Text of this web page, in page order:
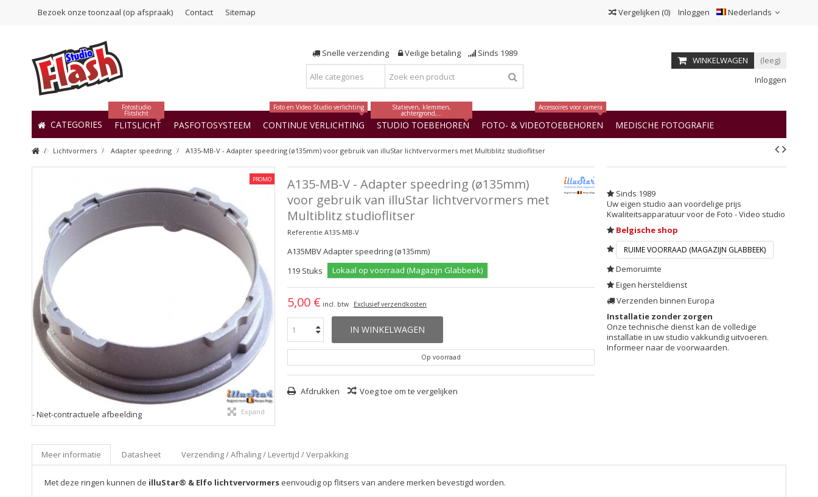
Bezoek onze toonzaal (op afspraak) Contact Sitemap Nederlands
Inloggen
Vergelijken (0)
Snelle verzending Veilige betaling Sinds 1989
WINKELWAGEN
(leeg)
Inloggen
CATEGORIES FLITSLICHT
Fotostudio
Flitslicht
PASFOTOSYSTEEM CONTINUE VERLICHTING
Foto en Video Studio verlichting
STUDIO TOEBEHOREN
Statieven, klemmen,
achtergrond,...
FOTO- & VIDEOTOEBEHOREN
Accessoires voor camera
MEDISCHE FOTOGRAFIE
Lichtvormers Adapter speedring A135-MB-V - Adapter speedring (ø135mm) voor gebruik van illuStar lichtvervormers met Multiblitz studioflitser
PROMO
Expand
- Niet-contractuele afbeelding
A135-MB-V - Adapter speedring (ø135mm)
voor gebruik van illuStar lichtvervormers met
Multiblitz studioflitser
Referentie A135-MB-V
A135MBV Adapter speedring (ø135mm)
119 Stuks Lokaal op voorraad (Magazijn Glabbeek)
5,00 € incl. btw Exclusief verzendkosten
IN WINKELWAGEN
Op voorraad
Afdrukken Voeg toe om te vergelijken
Sinds 1989
Uw eigen studio aan voordelige prijs
Kwaliteitsapparatuur voor de Foto - Video studio
Belgische shop
RUIME VOORRAAD (MAGAZIJN GLABBEEK)
Demoruimte
Eigen hersteldienst
Verzenden binnen Europa
Installatie zonder zorgen
Onze technische dienst kan de volledige
installatie in uw studio vakkundig uitvoeren.
Informeer naar de voorwaarden.
Meer informatie Datasheet Verzending / Afhaling / Levertijd / Verpakking
Met deze ringen kunnen de illuStar® & Elfo lichtvervormers eenvoudig op flitsers van andere merken bevestigd worden.